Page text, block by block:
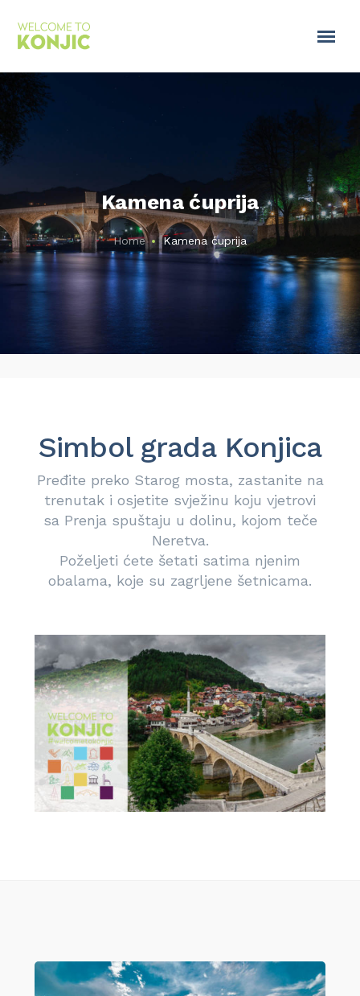
Kamena ćuprija
Home Kamena ćuprija
Simbol grada Konjica
Pređite preko Starog mosta, zastanite na
trenutak i osjetite svježinu koju vjetrovi
sa Prenja spuštaju u dolinu, kojom teče
Neretva.
Poželjeti ćete šetati satima njenim
obalama, koje su zagrljene šetnicama.